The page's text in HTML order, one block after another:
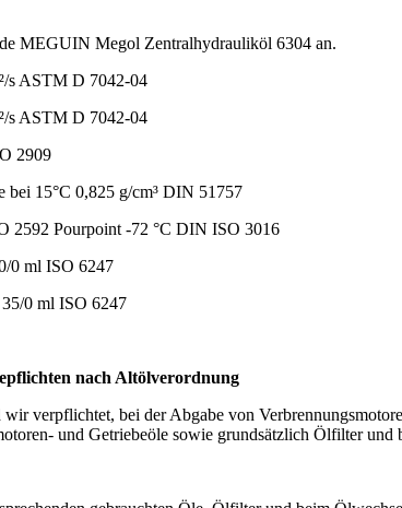
MEGUIN Megol Zentralhydrauliköl 6304 an.
s ASTM D 7042-04
s ASTM D 7042-04
2909
bei 15°C 0,825 g/cm³ DIN 51757
2592 Pourpoint -72 °C DIN ISO 3016
0 ml ISO 6247
35/0 ml ISO 6247
nach Altölverordnung
verpflichtet, bei der Abgabe von
und Getriebeöle sowie grundsätzlich Ölfilter